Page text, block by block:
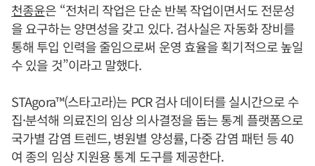
천종윤은 “전처리 작업은 단순 반복 작업이면서도 전문성
을 요구하는 양면성을 갖고 있다. 검사실은 자동화 장비를
통해 투입 인력을 줄임으로써 운영 효율을 획기적으로 높일
수 있을 것”이라고 말했다.
STAgora™(스타고라)는 PCR 검사 데이터를 실시간으로 수
집·분석해 의료진의 임상 의사결정을 돕는 통계 플랫폼으로
국가별 감염 트렌드, 병원별 양성률, 다중 감염 패턴 등 40
여 종의 임상 지원용 통계 도구를 제공한다.